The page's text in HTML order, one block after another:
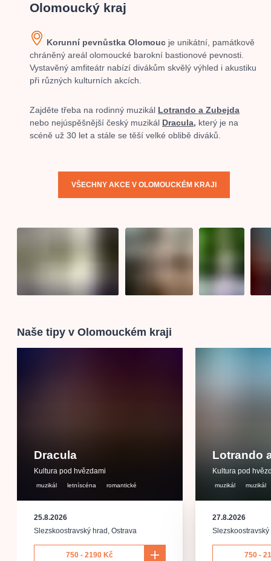
Olomoucký kraj
Korunní pevnůstka Olomouc je unikátní, památkově
chráněný areál olomoucké barokní bastionové pevnosti.
Vystavěný amfiteátr nabízí divákům skvělý výhled i akustiku
při různých kulturních akcích.
Zajděte třeba na rodinný muzikál Lotrando a Zubejda
nebo nejúspěšnější český muzikál Dracula, který je na
scéně už 30 let a stále se těší velké oblibě diváků.
VŠECHNY AKCE V OLOMOUCKÉM KRAJI
Naše tipy v Olomouckém kraji
Dracula
Kultura pod hvězdami
muzikál letníscéna romantické
25.8.2026
Slezskoostravský hrad Ostrava
750 - 2190 Kč
Lotrando
Kultura pod
muzikál muzikál
27.8.2026
750 -